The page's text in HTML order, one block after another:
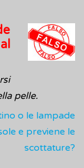
pelle.
o le lampade
e previene le
scottature?